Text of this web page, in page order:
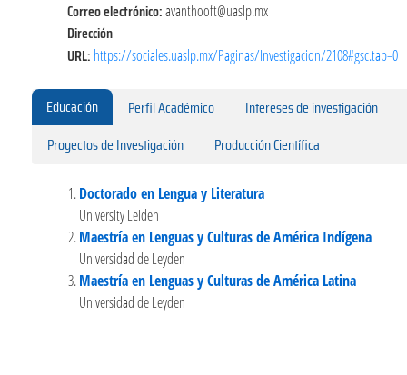
Correo electrónico:avanthooft@uaslp.mx
Dirección
URL: https://sociales.uaslp.mx/Paginas/Investigacion/2108#gsc.tab=0
Educación Perfil Académico
Intereses de investigación
Proyectos de Investigación
Producción Científica
Doctorado en Lengua y Literatura
University Leiden
Maestría en Lenguas y Culturas de América Indígena
Universidad de Leyden
Maestría en Lenguas y Culturas de América Latina
Universidad de Leyden